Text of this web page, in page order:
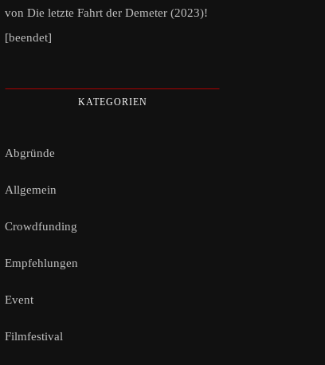
von Die letzte Fahrt der Demeter (2023)!
[beendet]
KATEGORIEN
Abgründe
Allgemein
Crowdfunding
Empfehlungen
Event
Filmfestival